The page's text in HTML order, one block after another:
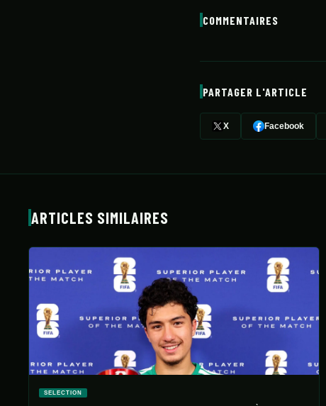
COMMENTAIRES
PARTAGER L'ARTICLE
X Facebook
ARTICLES SIMILAIRES
SELECTION